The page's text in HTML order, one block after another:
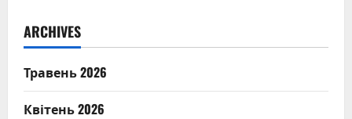
ARCHIVES
Травень 2026
Квітень 2026